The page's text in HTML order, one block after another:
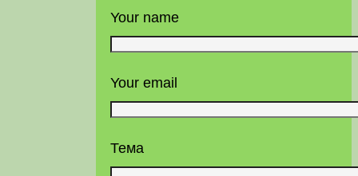
Your name
Your email
Тема